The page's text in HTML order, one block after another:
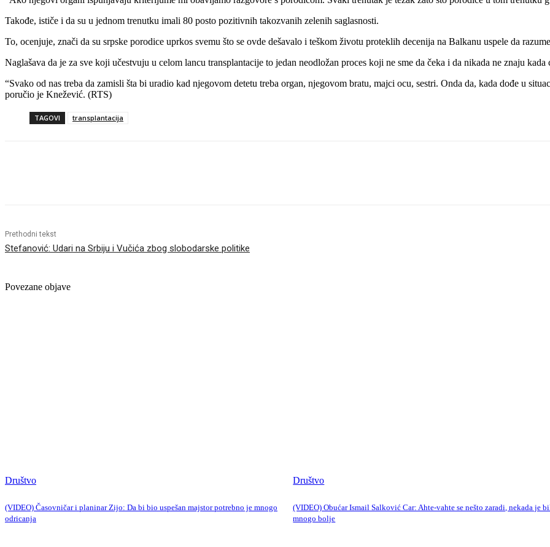
Takođe, ističe i da su u jednom trenutku imali 80 posto pozitivnih takozvanih zelenih saglasnosti.
To, ocenjuje, znači da su srpske porodice uprkos svemu što se ovde dešavalo i teškom životu proteklih decenija na Balkanu uspele da
Naglašava da je za sve koji učestvuju u celom lancu transplantacije to jedan neodložan proces koji ne sme da čeka i da nikada ne znaju
“Svako od nas treba da zamisli šta bi uradio kad njegovom detetu treba organ, njegovom bratu, majci ocu, sestri. Onda da, kada dođe u
poručio je Knežević. (RTS)
TAGOVI transplantacija
Prethodni tekst
Stefanović: Udari na Srbiju i Vučića zbog slobodarske politike
Povezane objave
Društvo
(VIDEO) Časovničar i planinar Zijo: Da bi bio uspešan majstor potrebno je mnogo
odricanja
Društvo
(VIDEO) Obućar Ismail Salković Car: Ahte-vahte se nešto zaradi, nekada je
mnogo bolje